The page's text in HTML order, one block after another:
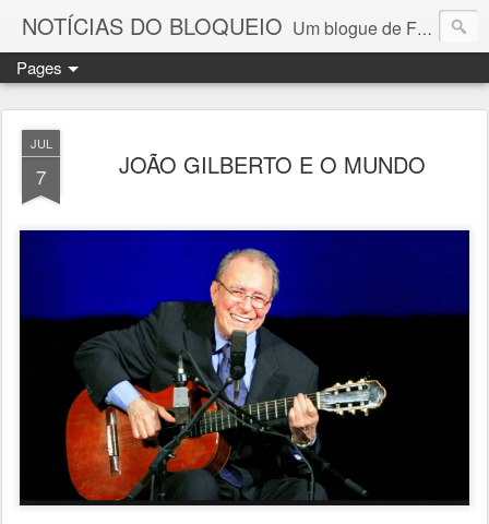
NOTÍCIAS DO BLOQUEIO Um blogue de Fernando Paulouro Neves
Pages
JUL
7 JOÃO GILBERTO E O MUNDO